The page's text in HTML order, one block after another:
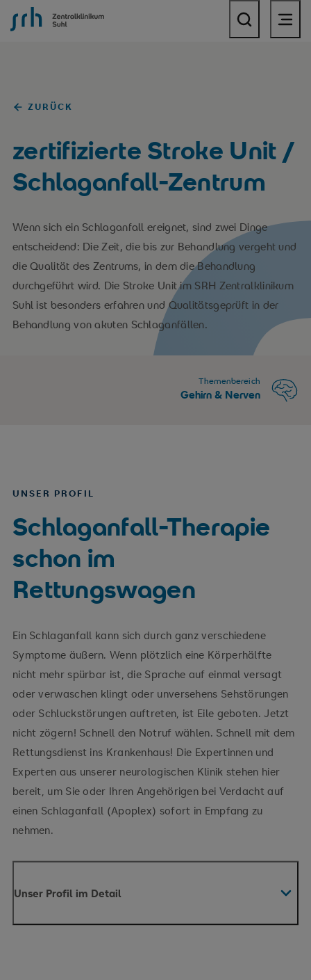
SRH Zentralklinikum Suhl
ZURÜCK
zertifizierte Stroke Unit /
Schlaganfall-Zentrum
Wenn sich ein Schlaganfall ereignet, sind zwei Dinge
entscheidend: Die Zeit, die bis zur Behandlung vergeht und
die Qualität des Zentrums, in dem die Behandlung
durchgeführt wird. Die Stroke Unit im SRH Zentralklinikum
Suhl ist besonders erfahren und Qualitätsgeprüft in der
Behandlung von akuten Schlaganfällen.
Themenbereich
Gehirn & Nerven
UNSER PROFIL
Schlaganfall-Therapie
schon im
Rettungswagen
Ein Schlaganfall kann sich durch ganz verschiedene
Symptome äußern. Wenn plötzlich eine Körperhälfte
nicht mehr spürbar ist, die Sprache auf einmal versagt
oder verwaschen klingt oder unversehens Sehstörungen
oder Schluckstörungen auftreten, ist Eile geboten. Jetzt
nicht zögern! Schnell den Notruf wählen. Schnell mit dem
Rettungsdienst ins Krankenhaus! Die Expertinnen und
Experten aus unserer neurologischen Klinik stehen hier
bereit, um Sie oder Ihren Angehörigen bei Verdacht auf
einen Schlaganfall (Apoplex) sofort in Empfang zu
nehmen.
Unser Profil im Detail